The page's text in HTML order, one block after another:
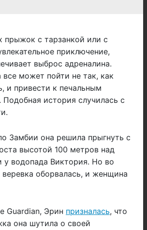
прыжок с тарзанкой или с
приключение,
выброс адреналина.
все может пойти не так, как
и привести к печальным
Подобная история случилась с
Замбии она решила прыгнуть с
высотой 100 метров над
у водопада Виктория. Но во
оборвалась, и женщина
Guardian, Эрин призналась, что
она шутила о своей